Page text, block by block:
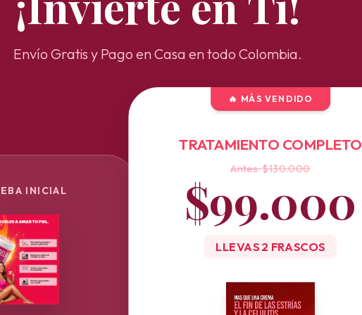
Envío Gratis y Pago en Casa en todo Colombia.
INICIAL
🔥 MÁS VENDIDO
TRATAMIENTO COMPLETO
Antes: $130.000
$99.000
LLEVAS 2 FRASCOS